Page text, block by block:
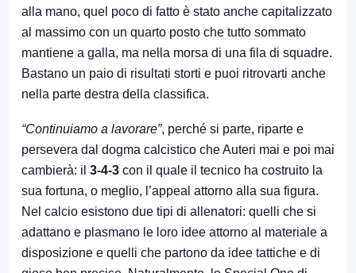
alla mano, quel poco di fatto è stato anche capitalizzato
al massimo con un quarto posto che tutto sommato
mantiene a galla, ma nella morsa di una fila di squadre.
Bastano un paio di risultati storti e puoi ritrovarti anche
nella parte destra della classifica.
“Continuiamo a lavorare”, perché si parte, riparte e
persevera dal dogma calcistico che Auteri mai e poi mai
cambierà: il 3-4-3 con il quale il tecnico ha costruito la
sua fortuna, o meglio, l’appeal attorno alla sua figura.
Nel calcio esistono due tipi di allenatori: quelli che si
adattano e plasmano le loro idee attorno al materiale a
disposizione e quelli che partono da idee tattiche e di